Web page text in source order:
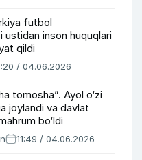
futbol
inson huquqlari
qildi
/ 04.06.2026
tomosha”. Ayol o‘zi
joylandi va davlat
bo‘ldi
11:49 / 04.06.2026